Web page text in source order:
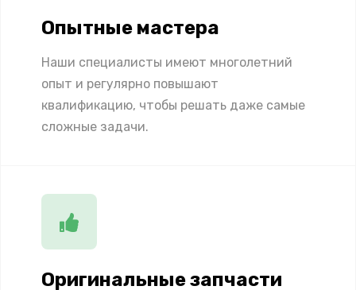
Опытные мастера
Наши специалисты имеют многолетний
опыт и регулярно повышают
квалификацию, чтобы решать даже самые
сложные задачи.
Оригинальные запчасти